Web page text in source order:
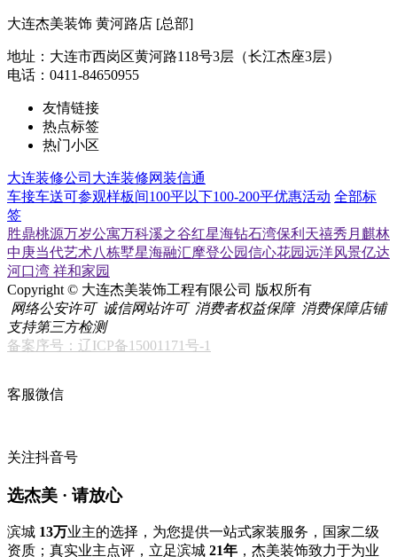
大连杰美装饰 黄河路店 [总部]
地址：大连市西岗区黄河路118号3层（长江杰座3层）
电话：0411-84650955
友情链接
热点标签
热门小区
大连装修公司 大连装修网装信通
车接车送可参观样板间100平以下100-200平优惠活动 全部标
签
胜鼎桃源万岁公寓万科溪之谷红星海钻石湾保利天禧秀月麒林
中庚当代艺术八栋墅星海融汇摩登公园信心花园远洋风景亿达
河口湾 祥和家园
Copyright © 大连杰美装饰工程有限公司 版权所有
网络公安许可 诚信网站许可 消费者权益保障 消费保障店铺
支持第三方检测
备案序号：辽ICP备15001171号-1
客服微信
关注抖音号
选杰美 · 请放心
滨城 13万业主的选择，为您提供一站式家装服务，国家二级
资质；真实业主点评，立足滨城 21年 ，杰美装饰致力于为业